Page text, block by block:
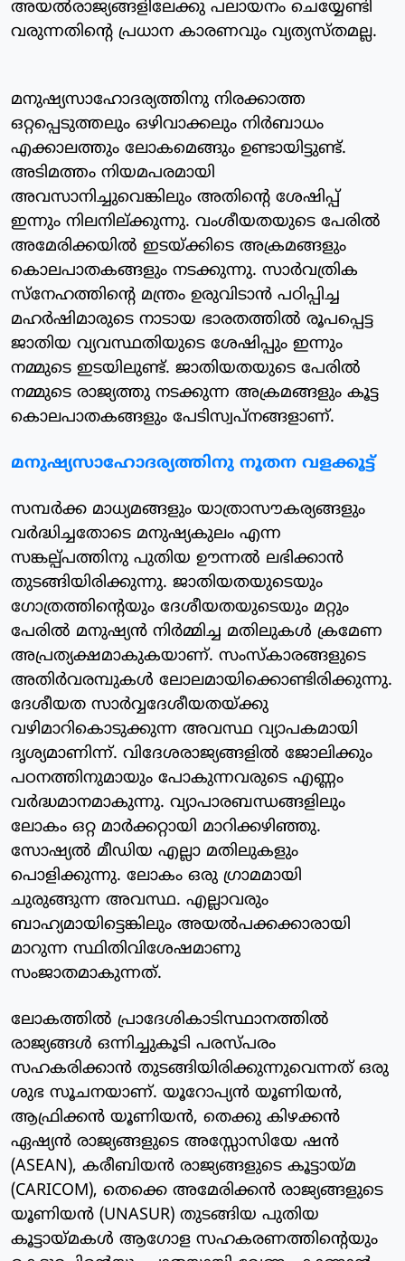
അയല്‍രാജ്യങ്ങളിലേക്കു പലായനം ചെയ്യേണ്ടി
വരുന്നതിന്റെ പ്രധാന കാരണവും വ്യത്യസ്തമല്ല.
മനുഷ്യസാഹോദര്യത്തിനു നിരക്കാത്ത
ഒറ്റപ്പെടുത്തലും ഒഴിവാക്കലും നിര്‍ബാധം
എക്കാലത്തും ലോകമെങ്ങും ഉണ്ടായിട്ടുണ്ട്.
അടിമത്തം നിയമപരമായി
അവസാനിച്ചുവെങ്കിലും അതിന്റെ ശേഷിപ്പ്
ഇന്നും നിലനില്ക്കുന്നു. വംശീയതയുടെ പേരില്‍
അമേരിക്കയില്‍ ഇടയ്ക്കിടെ അക്രമങ്ങളും
കൊലപാതകങ്ങളും നടക്കുന്നു. സാര്‍വത്രിക
സ്‌നേഹത്തിന്റെ മന്ത്രം ഉരുവിടാന്‍ പഠിപ്പിച്ച
മഹര്‍ഷിമാരുടെ നാടായ ഭാരതത്തില്‍ രൂപപ്പെട്ട
ജാതിയ വ്യവസ്ഥതിയുടെ ശേഷിപ്പും ഇന്നും
നമ്മുടെ ഇടയിലുണ്ട്. ജാതിയതയുടെ പേരില്‍
നമ്മുടെ രാജ്യത്തു നടക്കുന്ന അക്രമങ്ങളും കൂട്ട
കൊലപാതകങ്ങളും പേടിസ്വപ്നങ്ങളാണ്.
മനുഷ്യസാഹോദര്യത്തിനു നൂതന വളക്കൂട്ട്
സമ്പര്‍ക്ക മാധ്യമങ്ങളും യാത്രാസൗകര്യങ്ങളും
വര്‍ദ്ധിച്ചതോടെ മനുഷ്യകുലം എന്ന
സങ്കല്പ്പത്തിനു പുതിയ ഊന്നല്‍ ലഭിക്കാന്‍
തുടങ്ങിയിരിക്കുന്നു. ജാതിയതയുടെയും
ഗോത്രത്തിന്റെയും ദേശീയതയുടെയും മറ്റും
പേരില്‍ മനുഷ്യന്‍ നിര്‍മ്മിച്ച മതിലുകള്‍ ക്രമേണ
അപ്രത്യക്ഷമാകുകയാണ്. സംസ്‌കാരങ്ങളുടെ
അതിര്‍വരമ്പുകള്‍ ലോലമായിക്കൊണ്ടിരിക്കുന്നു.
ദേശീയത സാര്‍വ്വദേശീയതയ്ക്കു
വഴിമാറികൊടുക്കുന്ന അവസ്ഥ വ്യാപകമായി
ദൃശ്യമാണിന്ന്. വിദേശരാജ്യങ്ങളില്‍ ജോലിക്കും
പഠനത്തിനുമായും പോകുന്നവരുടെ എണ്ണം
വര്‍ദ്ധമാനമാകുന്നു. വ്യാപാരബന്ധങ്ങളിലും
ലോകം ഒറ്റ മാര്‍ക്കറ്റായി മാറിക്കഴിഞ്ഞു.
സോഷ്യല്‍ മീഡിയ എല്ലാ മതിലുകളും
പൊളിക്കുന്നു. ലോകം ഒരു ഗ്രാമമായി
ചുരുങ്ങുന്ന അവസ്ഥ. എല്ലാവരും
ബാഹ്യമായിട്ടെങ്കിലും അയല്‍പക്കക്കാരായി
മാറുന്ന സ്ഥിതിവിശേഷമാണു
സംജാതമാകുന്നത്.
ലോകത്തില്‍ പ്രാദേശികാടിസ്ഥാനത്തില്‍
രാജ്യങ്ങള്‍ ഒന്നിച്ചുകൂടി പരസ്പരം
സഹകരിക്കാന്‍ തുടങ്ങിയിരിക്കുന്നുവെന്നത് ഒരു
ശുഭ സൂചനയാണ്. യൂറോപ്യന്‍ യൂണിയന്‍,
ആഫ്രിക്കന്‍ യൂണിയന്‍, തെക്കു കിഴക്കന്‍
ഏഷ്യന്‍ രാജ്യങ്ങളുടെ അസ്സോസിയേ ഷന്‍
(ASEAN), കരീബിയന്‍ രാജ്യങ്ങളുടെ കൂട്ടായ്മ
(CARICOM), തെക്കെ അമേരിക്കന്‍ രാജ്യങ്ങളുടെ
യൂണിയന്‍ (UNASUR) തുടങ്ങിയ പുതിയ
കൂട്ടായ്മകള്‍ ആഗോള സഹകരണത്തിന്റെയും